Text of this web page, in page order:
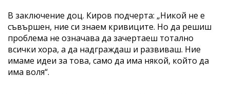
В заключение доц. Киров подчерта: „Никой не е
съвършен, ние си знаем кривиците. Но да решиш
проблема не означава да зачертаеш тотално
всички хора, а да надграждаш и развиваш. Ние
имаме идеи за това, само да има някой, който да
има воля“.